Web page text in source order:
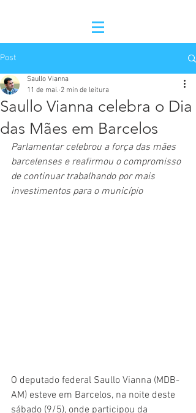
Post
Saullo Vianna celebra o Dia
das Mães em Barcelos
Saullo Vianna
11 de mai. 2 min de leitura
Parlamentar celebrou a força das mães
barcelenses e reafirmou o compromisso
de continuar trabalhando por mais
investimentos para o município
O deputado federal Saullo Vianna (MDB-
AM) esteve em Barcelos, na noite deste
sábado (9/5), onde participou da